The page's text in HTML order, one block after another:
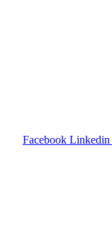
Facebook Linkedin